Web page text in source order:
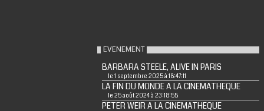
EVENEMENT
BARBARA STEELE, ALIVE IN PARIS
le 1 septembre 2025 à 18:47:11
LA FIN DU MONDE A LA CINEMATHEQUE
le 25 août 2024 à 23:18:55
PETER WEIR A LA CINEMATHEQUE